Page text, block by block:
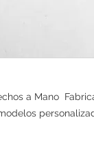
a Mano